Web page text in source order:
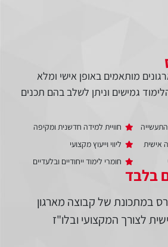
בלבד
במתכונת של קבוצה מארגון
לצורך המקצועי ובלו"ז
מותאמים באופן אישי ומלא
גמישים וניתן לשלב בהם תכנים
אישית
חוויית למידה חדשנית ומקיפה
ליווי וייעוץ מקצועי
חומרי לימוד ייחודיים ובלעדיים